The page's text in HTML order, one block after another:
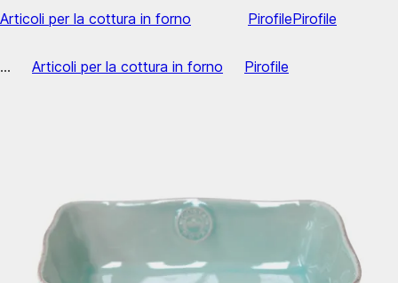
Articoli per la cottura in forno PirofilePirofile
... Articoli per la cottura in forno Pirofile